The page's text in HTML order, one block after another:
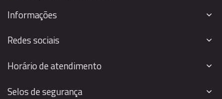
Informações
Redes sociais
Horário de atendimento
Selos de segurança